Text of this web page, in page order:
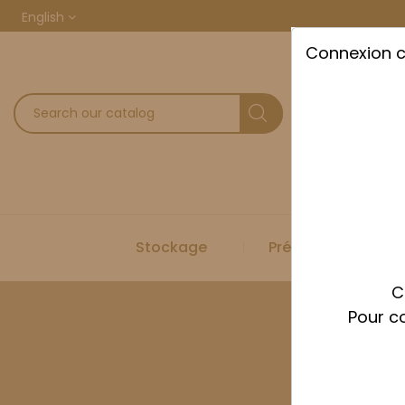
English
Stockage Préparation
Connexion
Pour